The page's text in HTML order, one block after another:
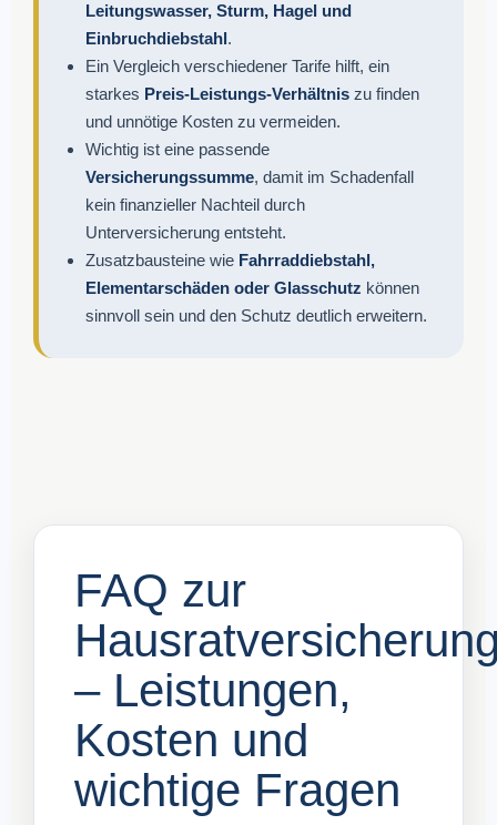
Leitungswasser, Sturm, Hagel und
Einbruchdiebstahl.
Ein Vergleich verschiedener Tarife hilft, ein
starkes Preis-Leistungs-Verhältnis zu finden
und unnötige Kosten zu vermeiden.
Wichtig ist eine passende
Versicherungssumme, damit im Schadenfall
kein finanzieller Nachteil durch
Unterversicherung entsteht.
Zusatzbausteine wie Fahrraddiebstahl,
Elementarschäden oder Glasschutz können
sinnvoll sein und den Schutz deutlich erweitern.
FAQ zur
– Leistungen,
Kosten und
wichtige Fragen